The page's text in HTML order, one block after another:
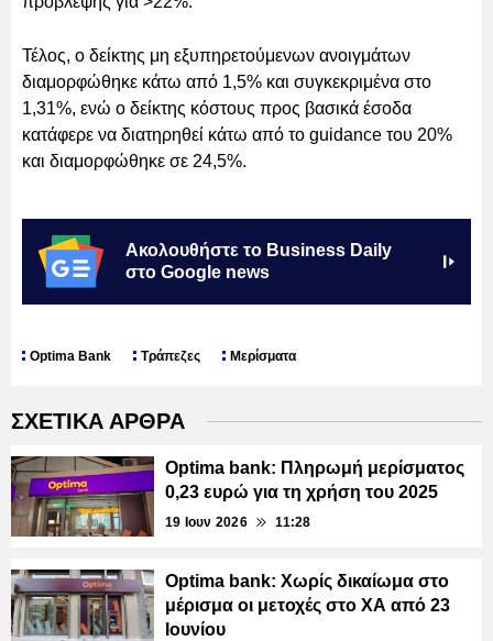
Τέλος, ο δείκτης μη εξυπηρετούμενων ανοιγμάτων
διαμορφώθηκε κάτω από 1,5% και συγκεκριμένα στο
1,31%, ενώ ο δείκτης κόστους προς βασικά έσοδα
κατάφερε να διατηρηθεί κάτω από το guidance του 20%
και διαμορφώθηκε σε 24,5%.
Ακολουθήστε το Business Daily
στο Google news
Optima Bank Τράπεζες Μερίσματα
ΣΧΕΤΙΚΑ ΑΡΘΡΑ
Optima bank: Πληρωμή μερίσματος
0,23 ευρώ για τη χρήση του 2025
19 Ιουν 2026 11:28
Optima bank: Χωρίς δικαίωμα στο
μέρισμα οι μετοχές στο ΧΑ από 23
Ιουνίου